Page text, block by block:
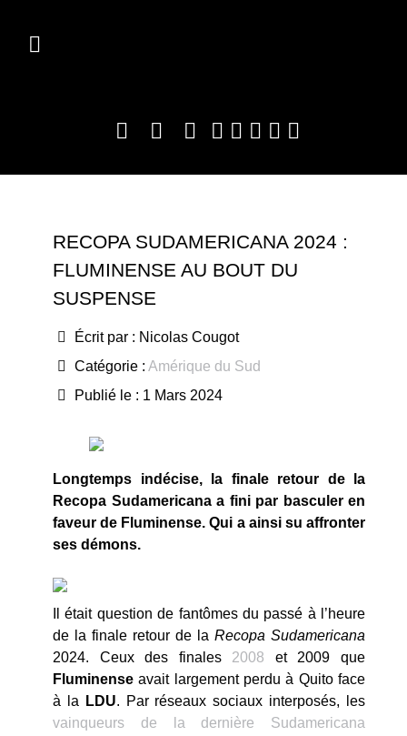
RECOPA SUDAMERICANA 2024 :
FLUMINENSE AU BOUT DU
SUSPENSE
Écrit par : Nicolas Cougot
Catégorie : Amérique du Sud
Publié le : 1 Mars 2024
Longtemps indécise, la finale retour de la
Recopa Sudamericana a fini par basculer en
faveur de Fluminense. Qui a ainsi su affronter
ses démons.
Il était question de fantômes du passé à l’heure
de la finale retour de la Recopa Sudamericana
2024. Ceux des finales 2008 et 2009 que
Fluminense avait largement perdu à Quito face
à la
LDU. Par réseaux sociaux interposés, les
vainqueurs de la dernière Sudamericana